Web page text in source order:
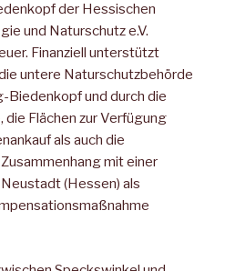
der Hessischen
und Naturschutz e.V.
Finanziell unterstützt
untere Naturschutzbehörde
Biedenkopf und durch die
Flächen zur Verfügung
als auch die
mit einer
(Hessen) als